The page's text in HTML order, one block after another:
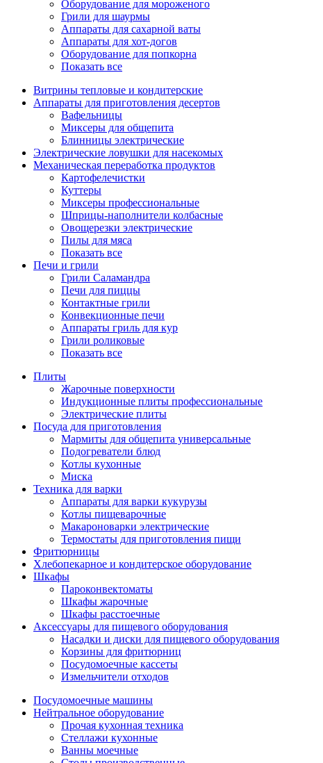
Оборудование для мороженого
Грили для шаурмы
Аппараты для сахарной ваты
Аппараты для хот-догов
Оборудование для попкорна
Показать все
Витрины тепловые и кондитерские
Аппараты для приготовления десертов
Вафельницы
Миксеры для общепита
Блинницы электрические
Электрические ловушки для насекомых
Механическая переработка продуктов
Картофелечистки
Куттеры
Миксеры профессиональные
Шприцы-наполнители колбасные
Овощерезки электрические
Пилы для мяса
Показать все
Печи и грили
Грили Саламандра
Печи для пиццы
Контактные грили
Конвекционные печи
Аппараты гриль для кур
Грили роликовые
Показать все
Плиты
Жарочные поверхности
Индукционные плиты профессиональные
Электрические плиты
Посуда для приготовления
Мармиты для общепита универсальные
Подогреватели блюд
Котлы кухонные
Миска
Техника для варки
Аппараты для варки кукурузы
Котлы пищеварочные
Макароноварки электрические
Термостаты для приготовления пищи
Фритюрницы
Хлебопекарное и кондитерское оборудование
Шкафы
Пароконвектоматы
Шкафы жарочные
Шкафы расстоечные
Аксессуары для пищевого оборудования
Насадки и диски для пищевого оборудования
Корзины для фритюрниц
Посудомоечные кассеты
Измельчители отходов
Посудомоечные машины
Нейтральное оборудование
Прочая кухонная техника
Стеллажи кухонные
Ванны моечные